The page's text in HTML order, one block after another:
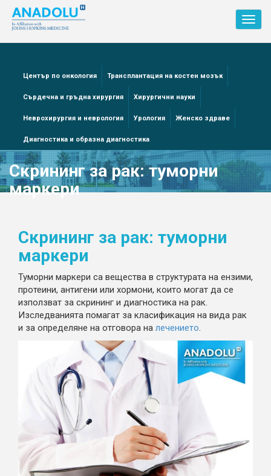
Център по онкология Трансплантация на костен мозък
Сърдечна и гръдна хирургия Хирургични науки
Неврохирургия и неврология Урология Женско здраве
Диагностика и образна диагностика
Скрининг за рак: туморни
маркери
Скрининг за рак: туморни
маркери
Туморни маркери са вещества в структурата на ензими,
протеини, антигени или хормони, които могат да се
използват за скрининг и диагностика на рак.
Изследванията помагат за класификация на вида рак
и за определяне на отговора на лечението.